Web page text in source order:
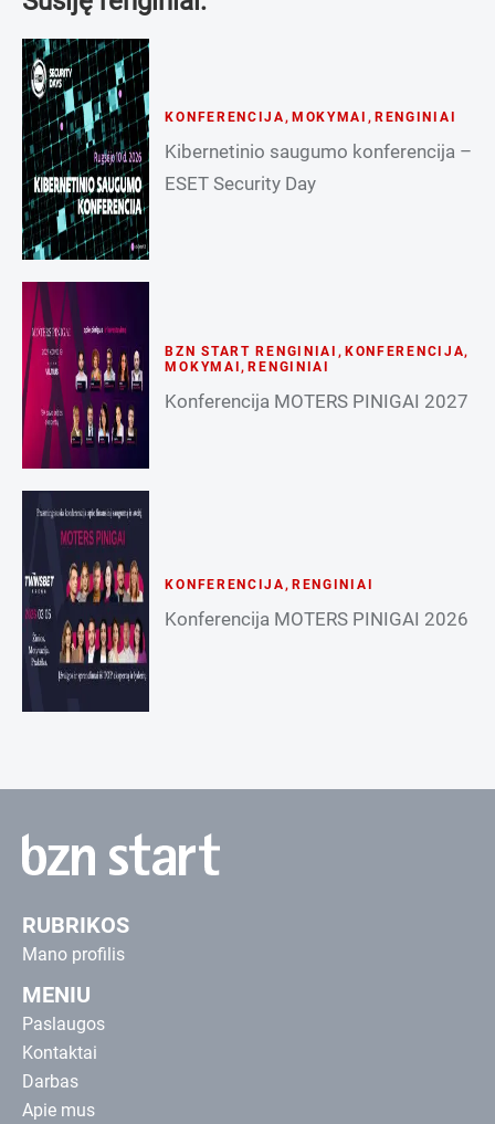
KONFERENCIJA , MOKYMAI , RENGINIAI
Kibernetinio saugumo konferencija –
ESET Security Day
BZN START RENGINIAI , KONFERENCIJA,
MOKYMAI ,RENGINIAI
Konferencija MOTERS PINIGAI 2027
KONFERENCIJA, RENGINIAI
Konferencija MOTERS PINIGAI 2026
RUBRIKOS
Mano profilis
MENIU
Paslaugos
Kontaktai
Darbas
Apie mus